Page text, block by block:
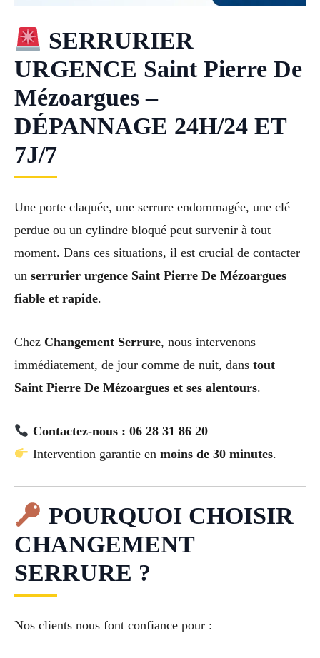
SERRURIER
URGENCE Saint Pierre De
Mézoargues –
DÉPANNAGE 24H/24 ET
7J/7
Une porte claquée, une serrure endommagée, une clé
perdue ou un cylindre bloqué peut survenir à tout
moment. Dans ces situations, il est crucial de contacter
un serrurier urgence Saint Pierre De Mézoargues
fiable et rapide.
Chez Changement Serrure, nous intervenons
immédiatement, de jour comme de nuit, dans tout
Saint Pierre De Mézoargues et ses alentours.
Contactez-nous : 06 28 31 86 20
Intervention garantie en moins de 30 minutes.
POURQUOI CHOISIR
CHANGEMENT
SERRURE ?
Nos clients nous font confiance pour :